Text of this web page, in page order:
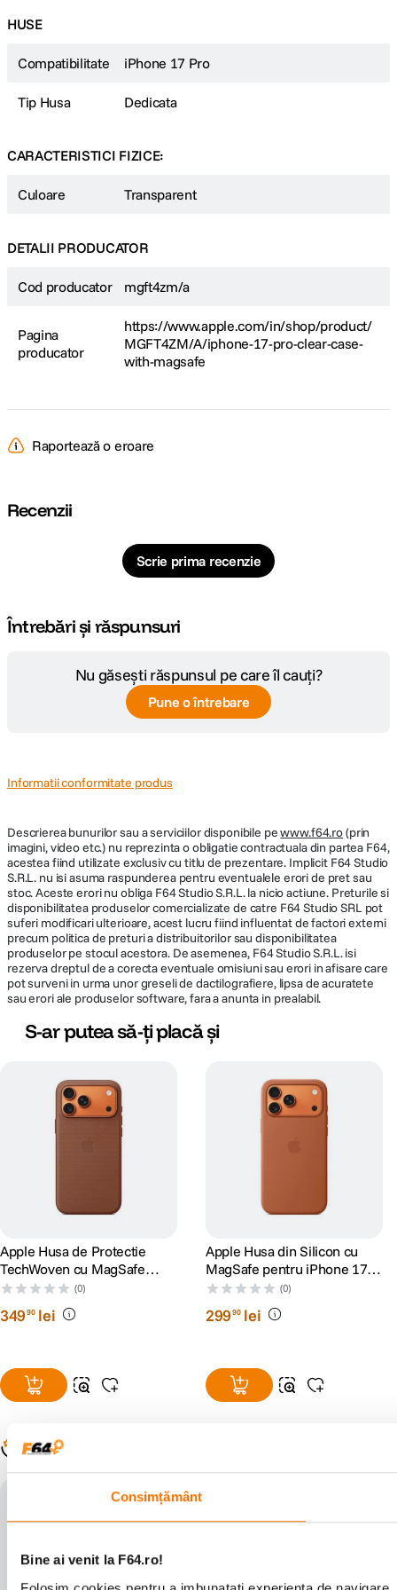
Consimțământ
Bine ai venit la F64.ro!
HUSE
Compatibilitate iPhone 17 Pro
Tip Husa Dedicata
CARACTERISTICI FIZICE:
Culoare Transparent
DETALII PRODUCATOR
Cod producator mgft4zm/a
Pagina
producator
https://www.apple.com/in/shop/product/
MGFT4ZM/A/iphone-17-pro-clear-case-
with-magsafe
Raportează o eroare
Recenzii
Scrie prima recenzie
Întrebări și răspunsuri
Nu găsești răspunsul pe care îl cauți?
Pune o întrebare
Informatii conformitate produs
Descrierea bunurilor sau a serviciilor disponibile pewww.f64.ro(prin
imagini, video etc.) nu reprezinta o obligatie contractuala din partea F64,
acestea fiind utilizate exclusiv cu titlu de prezentare. Implicit F64 Studio
S.R.L. nu isi asuma raspunderea pentru eventualele erori de pret sau
stoc. Aceste erori nu obliga F64 Studio S.R.L. la nicio actiune. Preturile si
disponibilitatea produselor comercializate de catre F64 Studio SRL pot
suferi modificari ulterioare, acest lucru fiind influentat de factori externi
precum politica de preturi a distribuitorilor sau disponibilitatea
produselor pe stocul acestora. De asemenea, F64 Studio S.R.L. isi
rezerva dreptul de a corecta eventuale omisiuni sau erori in afisare care
pot surveni in urma unor greseli de dactilografiere, lipsa de acuratete
sau erori ale produselor software, fara a anunta in prealabil.
S-ar putea să-ți placă și
Apple Husa de Protectie
TechWoven cu MagSafe
pentru iPhone 17 Pro Max
Sienna
(0)
34990 lei
Apple Husa din Silicon cu
MagSafe pentru iPhone 17
Pro Max Terra Cotta
(0)
29990 lei
Populare în aceeași categorie